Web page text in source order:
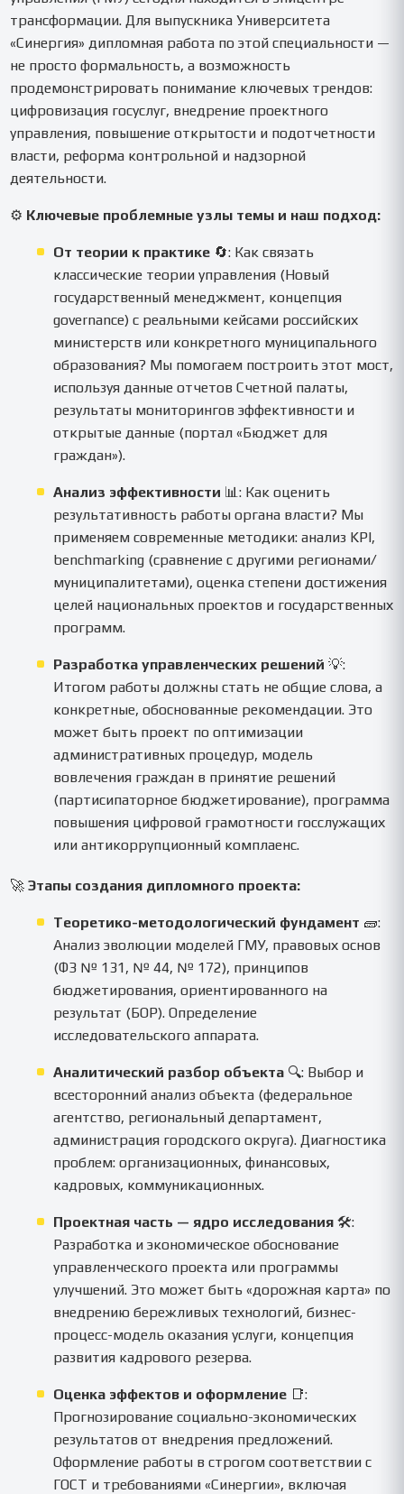
вашим ожиданиям и требованиям вуза.
трансформации. Для выпускника Университета
«Синергия» дипломная работа по этой специальности —
не просто формальность, а возможность
продемонстрировать понимание ключевых трендов:
цифровизация госуслуг, внедрение проектного
управления, повышение открытости и подотчетности
власти, реформа контрольной и надзорной
деятельности.
⚙️ Ключевые проблемные узлы темы и наш подход:
От теории к практике 🔄: Как связать
классические теории управления (Новый
государственный менеджмент, концепция
governance) с реальными кейсами российских
министерств или конкретного муниципального
образования? Мы помогаем построить этот мост,
используя данные отчетов Счетной палаты,
результаты мониторингов эффективности и
открытые данные (портал «Бюджет для
граждан»).
Анализ эффективности 📊: Как оценить
результативность работы органа власти? Мы
применяем современные методики: анализ KPI,
benchmarking (сравнение с другими регионами/
муниципалитетами), оценка степени достижения
целей национальных проектов и государственных
программ.
Разработка управленческих решений 💡:
Итогом работы должны стать не общие слова, а
конкретные, обоснованные рекомендации. Это
может быть проект по оптимизации
административных процедур, модель
вовлечения граждан в принятие решений
(партисипаторное бюджетирование), программа
повышения цифровой грамотности госслужащих
или антикоррупционный комплаенс.
🚀Этапы создания дипломного проекта:
Теоретико-методологический фундамент 🧱:
Анализ эволюции моделей ГМУ, правовых основ
(ФЗ № 131, № 44, № 172), принципов
бюджетирования, ориентированного на
результат (БОР). Определение
исследовательского аппарата.
Аналитический разбор объекта 🔍: Выбор и
всесторонний анализ объекта (федеральное
агентство, региональный департамент,
администрация городского округа). Диагностика
проблем: организационных, финансовых,
кадровых, коммуникационных.
Проектная часть — ядро исследования 🛠️:
Разработка и экономическое обоснование
управленческого проекта или программы
улучшений. Это может быть «дорожная карта» по
внедрению бережливых технологий, бизнес-
процесс-модель оказания услуги, концепция
развития кадрового резерва.
Оценка эффектов и оформление 📑:
Прогнозирование социально-экономических
результатов от внедрения предложений.
Оформление работы в строгом соответствии с
ГОСТ и требованиями «Синергии», включая